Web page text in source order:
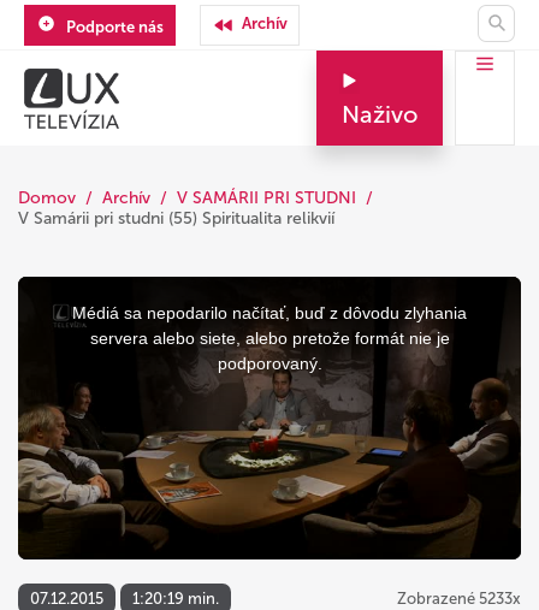
Podporte nás Archív
Naživo
Domov Archív
V SAMÁRII PRI STUDNI
V Samárii pri studni (55) Spiritualita relikvií
This
window.
Médiá sa nepodarilo načítať, buď z dôvodu zlyhania
servera alebo siete, alebo pretože formát nie je
podporovaný.
07.12.2015 1:20:19 min. Zobrazené 5233x